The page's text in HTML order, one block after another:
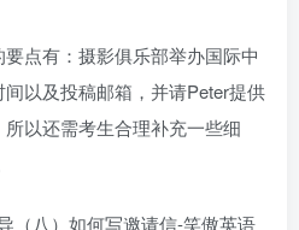
点有：摄影俱乐部举办国际中
以及投稿邮箱，并请Peter提供
以还需考生合理补充一些细